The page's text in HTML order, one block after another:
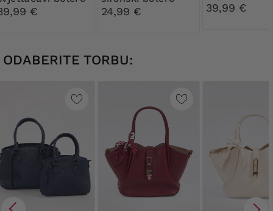
€ 24,99 € 39,99 €
ODABERITE TORBU: